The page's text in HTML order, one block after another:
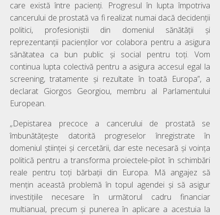
care există între pacienți. Progresul în lupta împotriva
cancerului de prostată va fi realizat numai dacă decidenții
politici, profesioniștii din domeniul sănătății și
reprezentanții pacienților vor colabora pentru a asigura
sănătatea ca bun public și social pentru toți. Vom
continua lupta colectivă pentru a asigura accesul egal la
screening, tratamente și rezultate în toată Europa”, a
declarat Giorgos Georgiou, membru al Parlamentului
European.
„Depistarea precoce a cancerului de prostată se
îmbunătățește datorită progreselor înregistrate în
domeniul științei și cercetării, dar este necesară și voința
politică pentru a transforma proiectele-pilot în schimbări
reale pentru toți bărbații din Europa. Mă angajez să
mențin această problemă în topul agendei și să asigur
investițiile necesare în următorul cadru financiar
multianual, precum și punerea în aplicare a acestuia la